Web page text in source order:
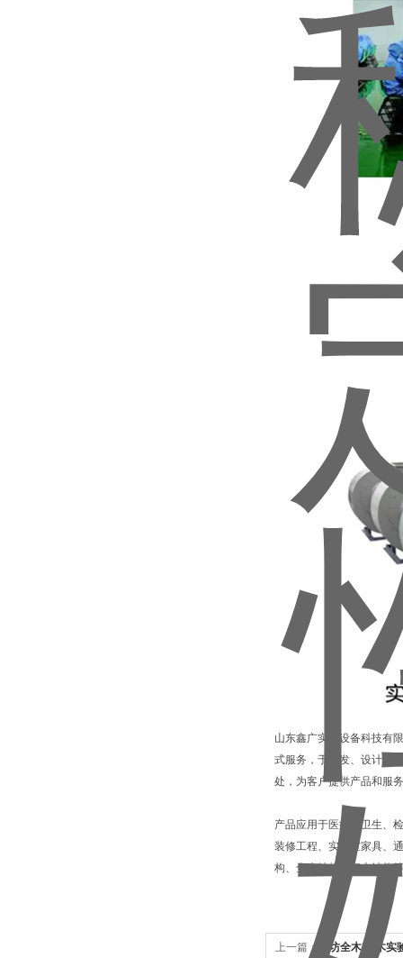
山东鑫广实验设备科技有
式服务，于研发、设计、
处，为客户提供产品和服
产品应用于医疗、卫生、
装修工程、实验室家具、
构、全木结构、钢木结构
上一篇： 潍坊全木|钢木